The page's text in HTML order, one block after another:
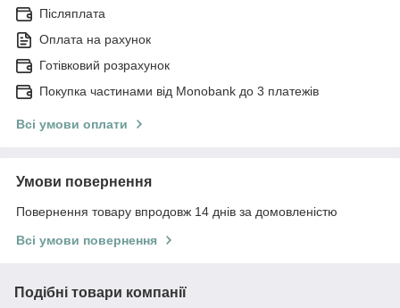
Післяплата
Оплата на рахунок
Готівковий розрахунок
Покупка частинами від Monobank до 3 платежів
Всі умови оплати
Умови повернення
Повернення товару впродовж 14 днів за домовленістю
Всі умови повернення
Подібні товари компанії